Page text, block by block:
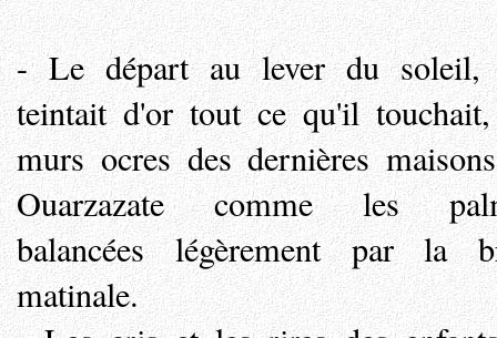
- Le départ au lever du soleil,
teintait d'or tout ce qu'il
murs ocres des dernières
Ouarzazate comme les
balancées légèrement par la
matinale.